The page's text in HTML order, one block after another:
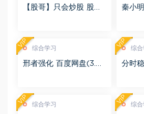
【股哥】只会炒股 股哥
秦小
综合学习
邢者强化 百度网盘(3.01
VIP 综合
分时
VIP
综合学习
VIP 综合
VIP